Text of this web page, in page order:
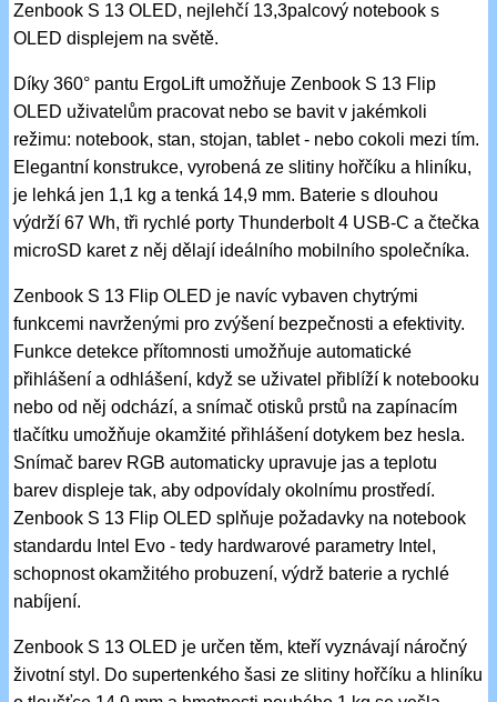
Zenbook S 13 OLED, nejlehčí 13,3palcový notebook s
OLED displejem na světě.
Díky 360° pantu ErgoLift umožňuje Zenbook S 13 Flip
OLED uživatelům pracovat nebo se bavit v jakémkoli
režimu: notebook, stan, stojan, tablet - nebo cokoli mezi tím.
Elegantní konstrukce, vyrobená ze slitiny hořčíku a hliníku,
je lehká jen 1,1 kg a tenká 14,9 mm. Baterie s dlouhou
výdrží 67 Wh, tři rychlé porty Thunderbolt 4 USB-C a čtečka
microSD karet z něj dělají ideálního mobilního společníka.
Zenbook S 13 Flip OLED je navíc vybaven chytrými
funkcemi navrženými pro zvýšení bezpečnosti a efektivity.
Funkce detekce přítomnosti umožňuje automatické
přihlášení a odhlášení, když se uživatel přiblíží k notebooku
nebo od něj odchází, a snímač otisků prstů na zapínacím
tlačítku umožňuje okamžité přihlášení dotykem bez hesla.
Snímač barev RGB automaticky upravuje jas a teplotu
barev displeje tak, aby odpovídaly okolnímu prostředí.
Zenbook S 13 Flip OLED splňuje požadavky na notebook
standardu Intel Evo - tedy hardwarové parametry Intel,
schopnost okamžitého probuzení, výdrž baterie a rychlé
nabíjení.
Zenbook S 13 OLED je určen těm, kteří vyznávají náročný
životní styl. Do supertenkého šasi ze slitiny hořčíku a hliníku